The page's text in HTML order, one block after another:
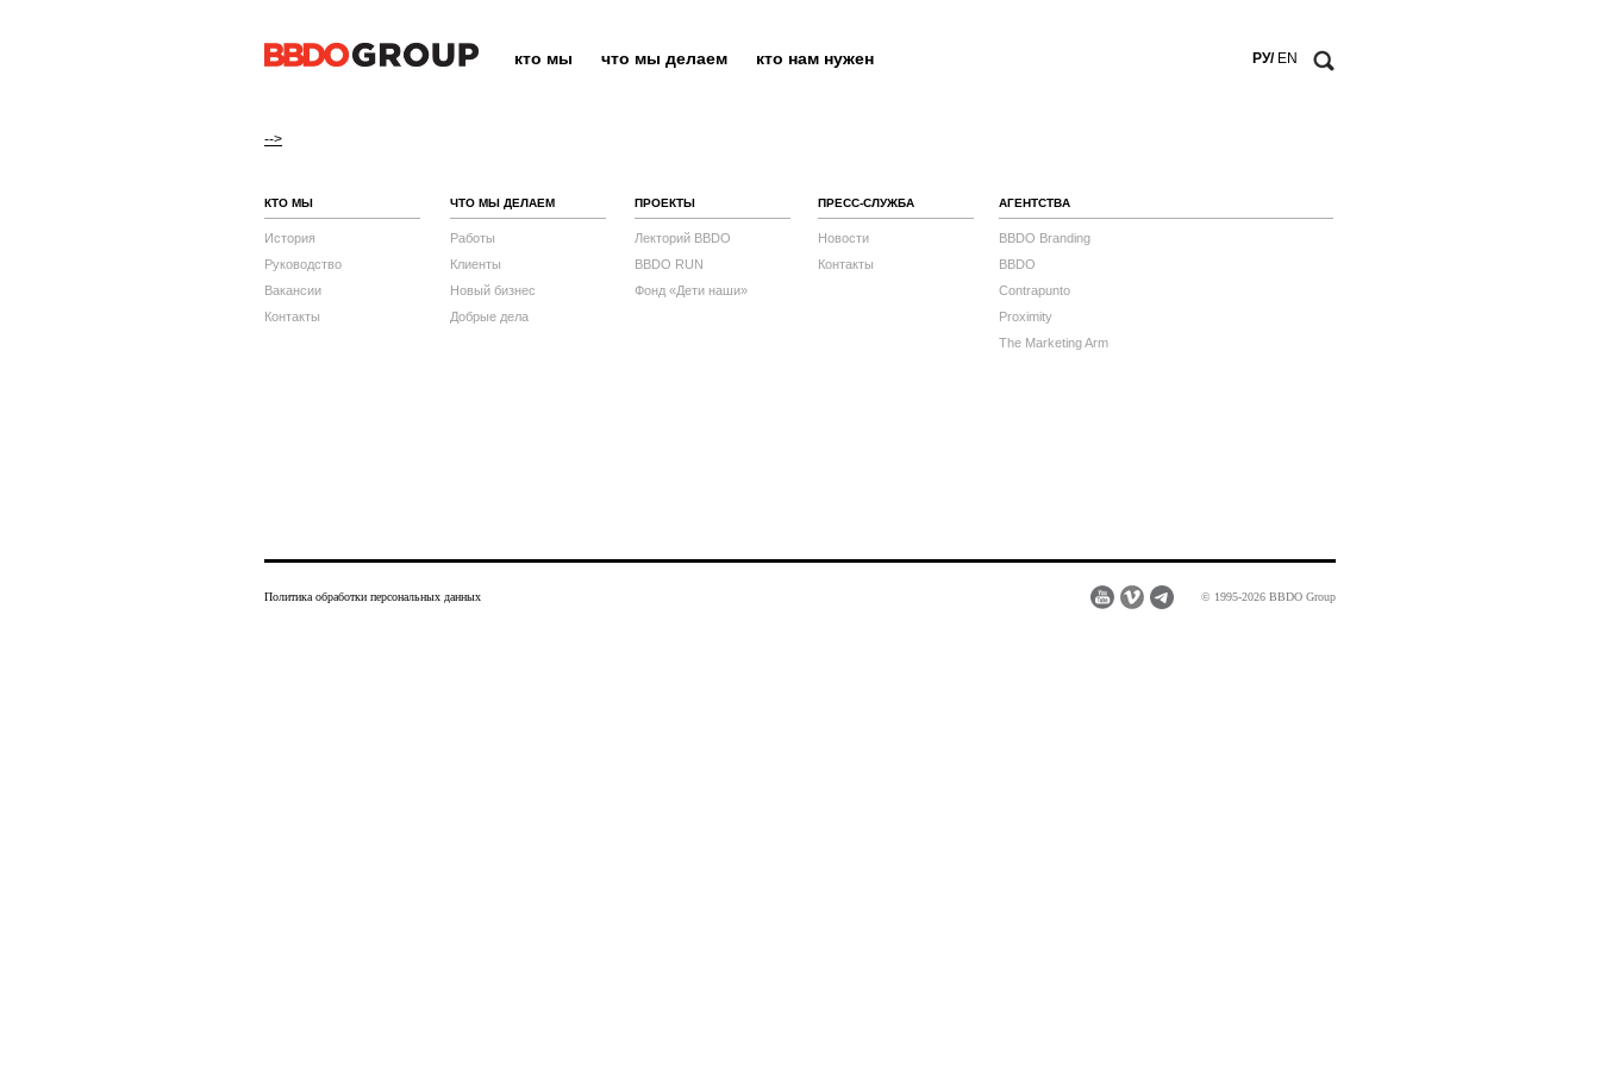
кто мы что мы делаем кто нам нужен РУ/ EN
-->
КТО МЫ
История
Руководство
Вакансии
Контакты
ЧТО МЫ ДЕЛАЕМ
Работы
Клиенты
Новый бизнес
Добрые дела
ПРОЕКТЫ
Лекторий BBDO
BBDO RUN
Фонд «Дети наши»
ПРЕСС-СЛУЖБА
Новости
Контакты
АГЕНТСТВА
BBDO Branding
BBDO
Contrapunto
Proximity
The Marketing Arm
© 1995-2026 BBDO Group
Политика обработки персональных данных